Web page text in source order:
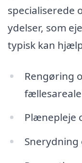
specialiserede
ydelser, som
typisk kan
Rengøring
Plænepleje